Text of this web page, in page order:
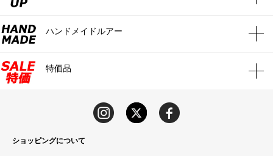
ハンドメイドルアー
特価品
ショッピングについて